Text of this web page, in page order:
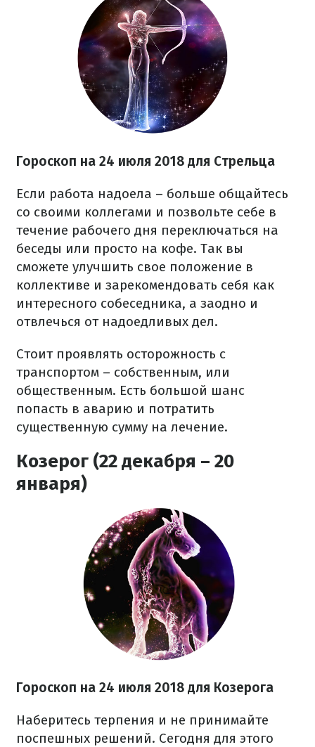
Гороскоп на 24 июля 2018 для Стрельца
Если работа надоела – больше общайтесь
со своими коллегами и позвольте себе в
течение рабочего дня переключаться на
беседы или просто на кофе. Так вы
сможете улучшить свое положение в
коллективе и зарекомендовать себя как
интересного собеседника, а заодно и
отвлечься от надоедливых дел.
Стоит проявлять осторожность с
транспортом – собственным, или
общественным. Есть большой шанс
попасть в аварию и потратить
существенную сумму на лечение.
Козерог (22 декабря – 20
января)
Гороскоп на 24 июля 2018 для Козерога
Наберитесь терпения и не принимайте
поспешных решений. Сегодня для этого